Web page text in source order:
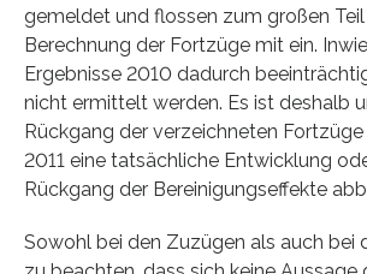
gemeldet und flossen zum großen Teil
Berechnung der Fortzüge mit ein.
Ergebnisse 2010 dadurch
nicht ermittelt werden. Es ist deshalb
Rückgang der verzeichneten
2011 eine tatsächliche Entwicklung
Rückgang der Bereinigungseffekte
Sowohl bei den Zuzügen als auch bei